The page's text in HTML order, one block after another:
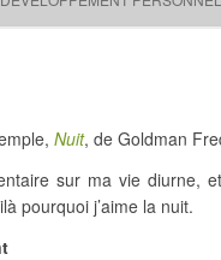
Nuit, de Goldman
sur ma vie diurne,
pourquoi j’aime la nuit.